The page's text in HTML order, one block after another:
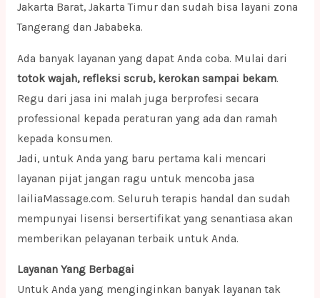
Jakarta Barat, Jakarta Timur dan sudah bisa layani zona
Tangerang dan Jababeka.
Ada banyak layanan yang dapat Anda coba. Mulai dari
totok wajah, refleksi scrub, kerokan sampai bekam.
Regu dari jasa ini malah juga berprofesi secara
professional kepada peraturan yang ada dan ramah
kepada konsumen.
Jadi, untuk Anda yang baru pertama kali mencari
layanan pijat jangan ragu untuk mencoba jasa
lailiaMassage.com. Seluruh terapis handal dan sudah
mempunyai lisensi bersertifikat yang senantiasa akan
memberikan pelayanan terbaik untuk Anda.
Layanan Yang Berbagai
Untuk Anda yang menginginkan banyak layanan tak